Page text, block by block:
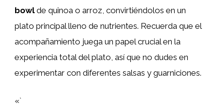
bowlde quinoa o arroz, convirtiéndolos en un
plato principal lleno de nutrientes. Recuerda que el
acompañamiento juega un papel crucial en la
experiencia total del plato, así que no dudes en
experimentar con diferentes salsas y guarniciones.
«`